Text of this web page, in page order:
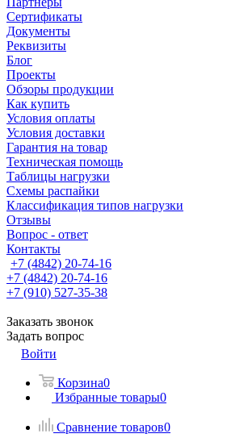
Сертификаты
Документы
Реквизиты
Блог
Проекты
Обзоры продукции
Как купить
Условия оплаты
Условия доставки
Гарантия на товар
Техническая помощь
Таблицы нагрузки
Схемы распайки
Классификация типов нагрузки
Отзывы
Вопрос - ответ
Контакты
+7 (4842) 20-74-16
+7 (4842) 20-74-16
+7 (910) 527-35-38
Заказать звонок
Задать вопрос
Войти
Корзина0
Избранные товары0
Сравнение товаров0